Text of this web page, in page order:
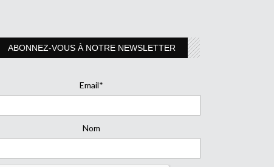
ABONNEZ-VOUS À NOTRE NEWSLETTER
Email*
Nom